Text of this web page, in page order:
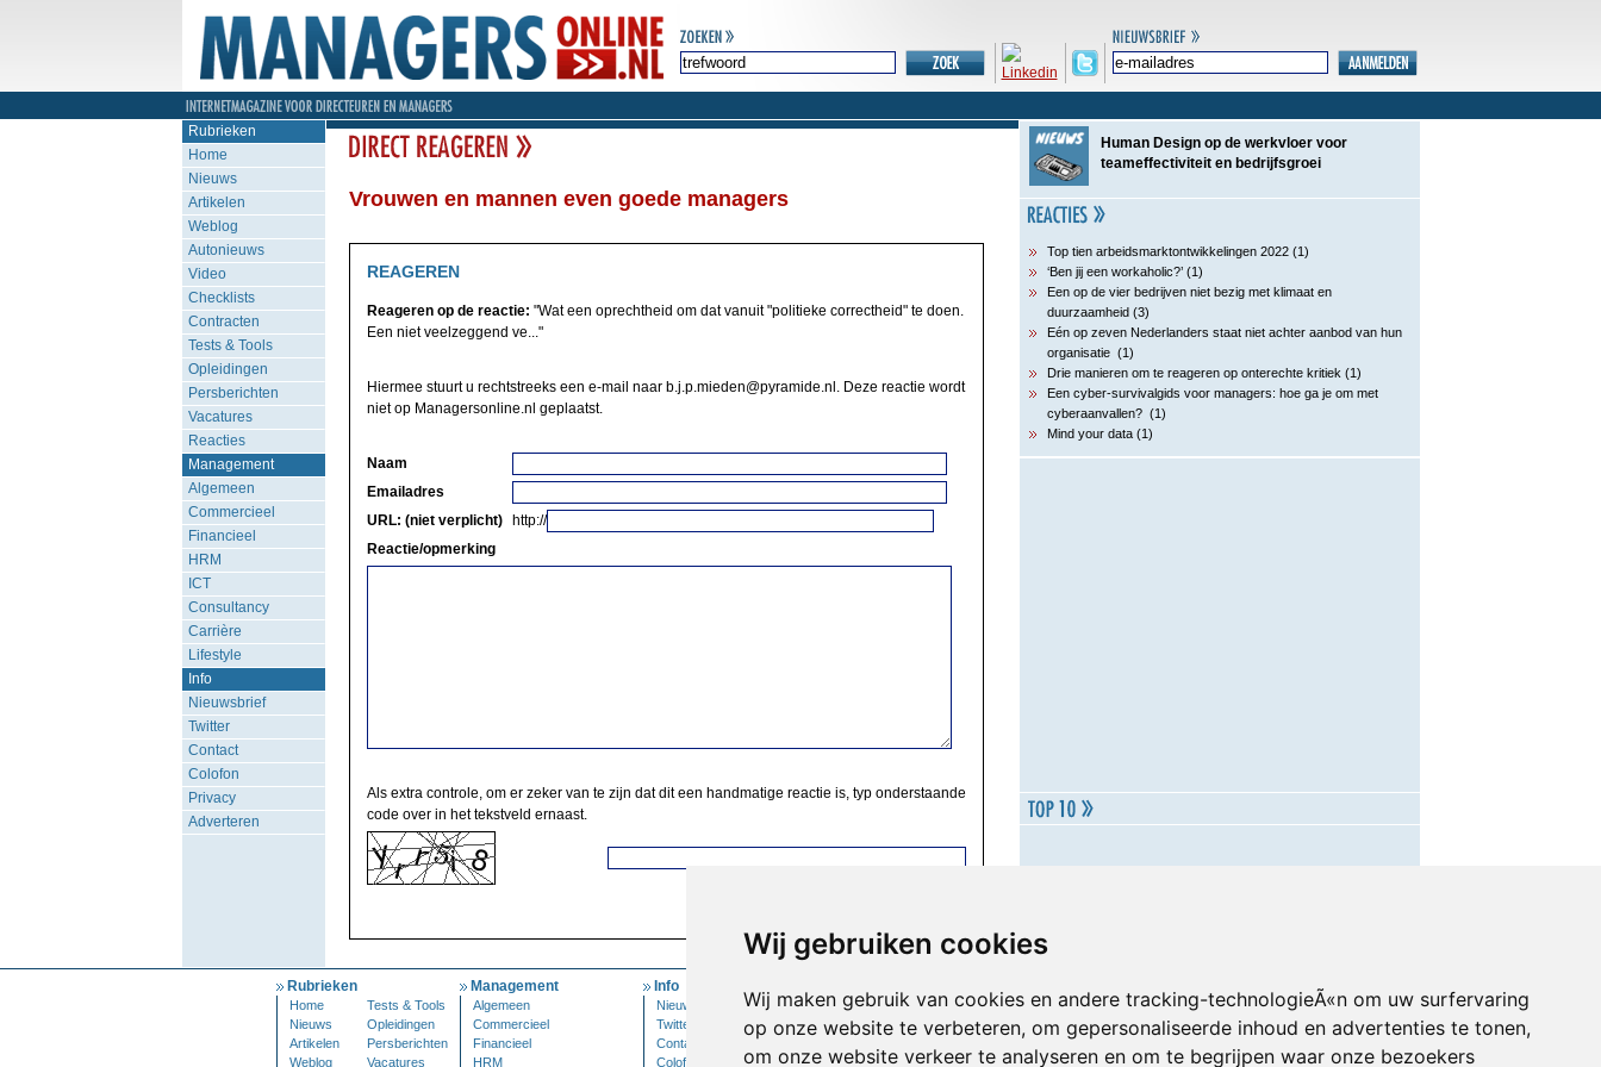
Wij gebruiken cookies
Wij maken gebruik van cookies en andere tracking-technologieÃ«n om uw surfervaring
op onze website te verbeteren, om gepersonaliseerde inhoud en advertenties te tonen,
om onze website verkeer te analyseren en om te begrijpen waar onze bezoekers
Rubrieken
Home
Nieuws
Artikelen
Weblog
Autonieuws
Video
Checklists
Contracten
Tests & Tools
Opleidingen
Persberichten
Vacatures
Reacties
Management
Algemeen
Commercieel
Financieel
HRM
ICT
Consultancy
Carrière
Lifestyle
Info
Nieuwsbrief
Twitter
Contact
Colofon
Privacy
Adverteren
Vrouwen en mannen even goede managers
REAGEREN
Reageren op de reactie: "Wat een oprechtheid om dat vanuit "politieke correctheid" te doen.
Een niet veelzeggend ve..."
Hiermee stuurt u rechtstreeks een e-mail naar b.j.p.mieden@pyramide.nl. Deze reactie wordt
niet op Managersonline.nl geplaatst.
Naam
Emailadres
URL: (niet verplicht)
http://
Reactie/opmerking
Als extra controle, om er zeker van te zijn dat dit een handmatige reactie is, typ onderstaande
code over in het tekstveld ernaast.
Human Design op de werkvloer voor
teameffectiviteit en bedrijfsgroei
Top tien arbeidsmarktontwikkelingen 2022 (1)
‘Ben jij een workaholic?’ (1)
Een op de vier bedrijven niet bezig met klimaat en
duurzaamheid (3)
Eén op zeven Nederlanders staat niet achter aanbod van hun
organisatie (1)
Drie manieren om te reageren op onterechte kritiek (1)
Een cyber-survivalgids voor managers: hoe ga je om met
cyberaanvallen? (1)
Mind your data (1)
Rubrieken
Home
Tests & Tools
Nieuws
Opleidingen
Artikelen
Persberichten
Weblog
Vacatures
Management
Algemeen
Commercieel
Financieel
HRM
Info
Nieuwsbrief
Twitter
Contact
Colofon
Inloggen